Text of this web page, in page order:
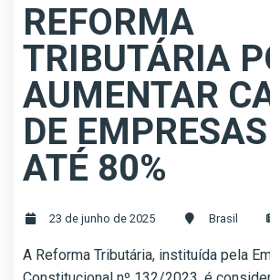
REFORMA
TRIBUTÁRIA
AUMENTAR
DE
ATÉ 80%
23 de junho de 2025 Brasil
A Reforma Tributária, instituída pela